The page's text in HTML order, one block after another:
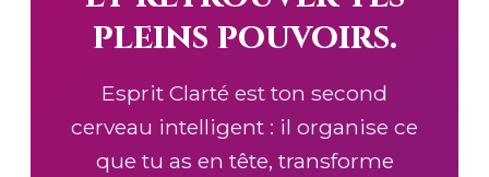
pleins pouvoirs.
Esprit Clarté est ton second
cerveau intelligent : il organise ce
que tu as en tête, transforme